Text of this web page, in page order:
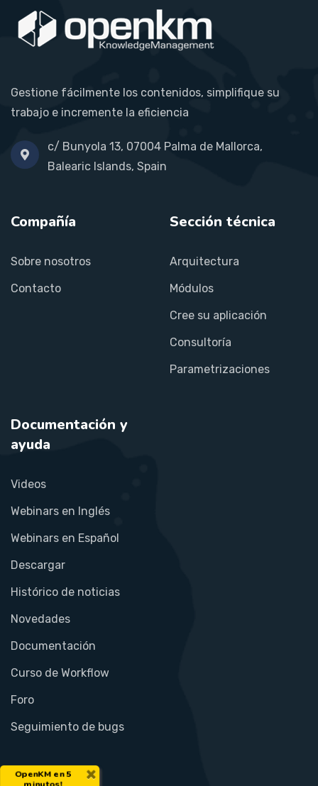
Gestione fácilmente los contenidos, simplifique su
trabajo e incremente la eficiencia
c/ Bunyola 13, 07004 Palma de Mallorca,
Balearic Islands, Spain
Compañía
Sobre nosotros
Contacto
Sección técnica
Arquitectura
Módulos
Cree su aplicación
Consultoría
Parametrizaciones
Documentación y
ayuda
Videos
Webinars en Inglés
Webinars en Español
Descargar
Histórico de noticias
Novedades
Documentación
Curso de Workflow
Foro
Seguimiento de bugs
×
OpenKM en 5
minutos!